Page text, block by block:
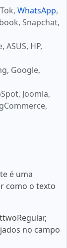
WhatsApp,
Snapchat,
HP,
Google,
Joomla,
é uma
como o texto
no campo